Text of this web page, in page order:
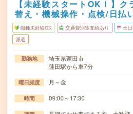
【未経験スタートOK！】
替え・機械操作・点検/日払
職種未経験OK 交通費別途支給あり 土
派遣
勤務地
埼玉県蓮田市
蓮田駅から車7分
曜日頻度 月～金
時間 09:00～17:30